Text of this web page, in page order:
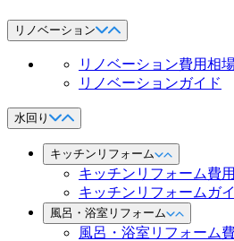
リノベーション
リノベーション費用相
リノベーションガイド
水回り
キッチンリフォーム
キッチンリフォーム費
キッチンリフォームガ
風呂・浴室リフォーム
風呂・浴室リフォーム